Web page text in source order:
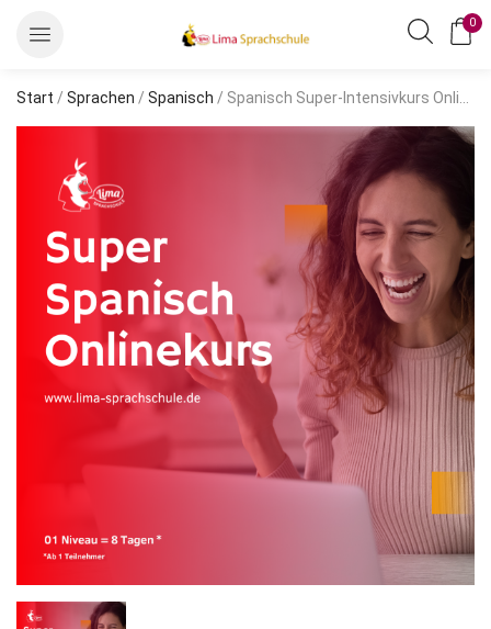
0
Start / Sprachen / Spanisch / Spanisch Super-Intensivkurs Online